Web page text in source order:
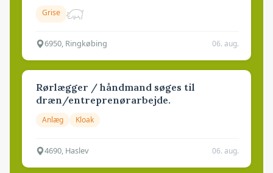
Grise
6950, Ringkøbing 06. aug.
Rørlægger / håndmand søges til
dræn/entreprenørarbejde.
Anlæg Kloak
4690, Haslev 06. aug.